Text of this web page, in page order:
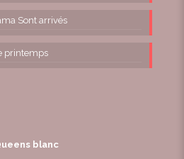
Sont arrivés
printemps
blanc